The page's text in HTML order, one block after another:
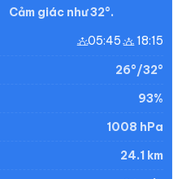
Cảm giác như 32°.
05:45 18:15
26°/32°
93%
1008 hPa
24.1 km